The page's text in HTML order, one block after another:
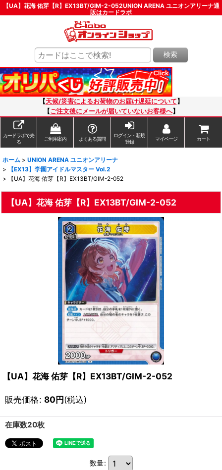
【UA】花海 佑芽【R】EX13BT/GIM-2-052UNION ARENA ユニオンアリーナ通
販はカードラボ
検索
【天候/災害によるお荷物のお届け遅延について 】
【ご注文後にメールが届いていないお客様へ】
カードラボで売
る
ご利用案内 よくある質問
ログイン・新規
登録
マイページ カート
ホーム > UNION ARENA ユニオンアリーナ
>
【EX13】学園アイドルマスター Vol.2
>
【UA】花海 佑芽【R】EX13BT/GIM-2-052
【UA】花海 佑芽【R】EX13BT/GIM-2-052
【UA】花海 佑芽【R】EX13BT/GIM-2-052
販売価格: 80円(税込)
在庫数20枚
数量: